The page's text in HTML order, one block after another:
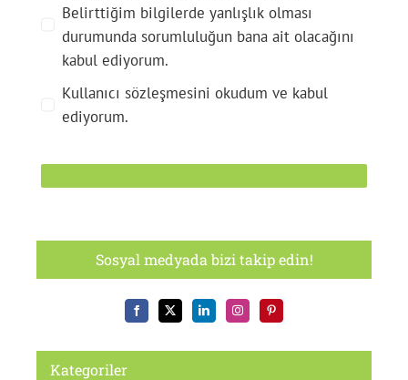
Belirttiğim bilgilerde yanlışlık olması
durumunda sorumluluğun bana ait olacağını
kabul ediyorum.
Kullanıcı sözleşmesini okudum ve kabul
ediyorum.
Sosyal medyada bizi takip edin!
Kategoriler